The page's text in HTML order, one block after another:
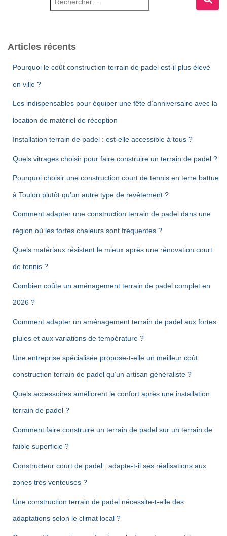
Articles récents
Pourquoi le coût construction terrain de padel est-il plus élevé
en ville ?
Les indispensables pour équiper une fête d’anniversaire avec la
location de matériel de réception
Installation terrain de padel : est-elle accessible à tous ?
Quels vitrages choisir pour faire construire un terrain de padel ?
Pourquoi choisir une construction court de tennis en terre battue
à Toulon plutôt qu’un autre type de revêtement ?
Comment adapter une construction terrain de padel dans une
région où les fortes chaleurs sont fréquentes ?
Quels matériaux résistent le mieux après une rénovation court
de tennis ?
Combien coûte un aménagement terrain de padel complet en
2026 ?
Comment adapter un aménagement terrain de padel aux fortes
pluies et aux variations de température ?
Une entreprise spécialisée propose-t-elle un meilleur coût
construction terrain de padel qu’un artisan généraliste ?
Quels accessoires améliorent le confort après une installation
terrain de padel ?
Comment faire construire un terrain de padel sur un terrain de
faible superficie ?
Constructeur court de padel : adapte-t-il ses réalisations aux
zones très venteuses ?
Une construction terrain de padel nécessite-t-elle des
adaptations selon le climat local ?